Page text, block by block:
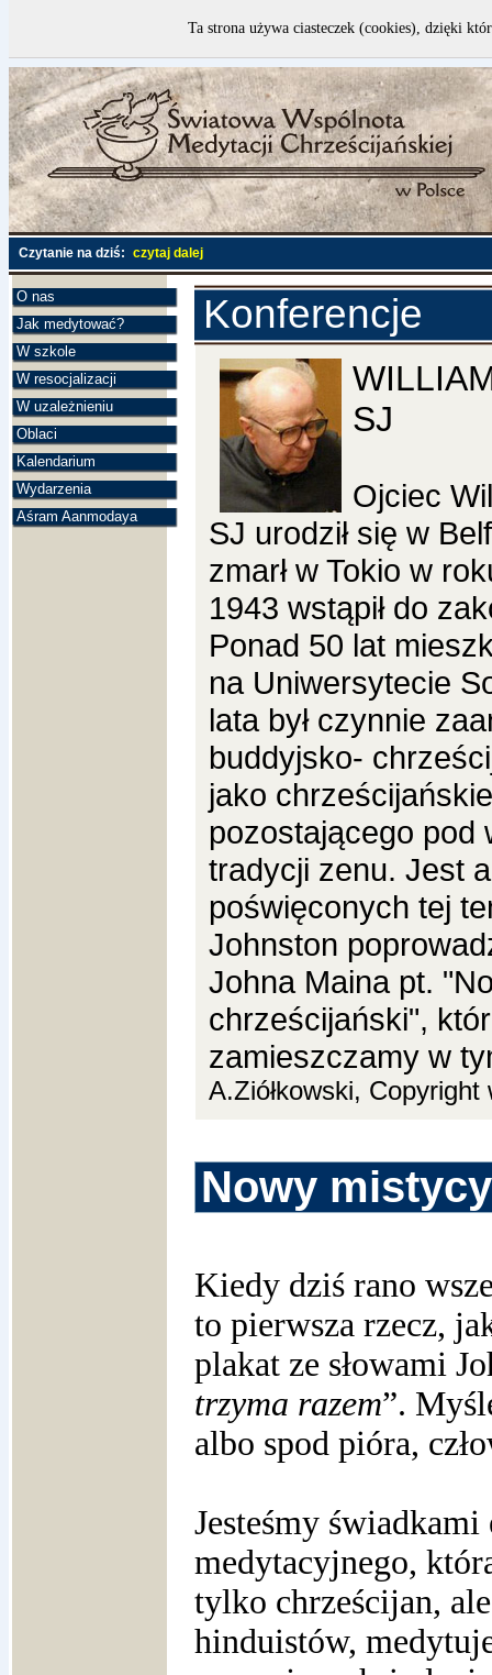
Czytanie na dziś: czytaj dalej
O nas
Jak medytować?
W szkole
W resocjalizacji
W uzależnieniu
Oblaci
Kalendarium
Wydarzenia
Aśram Aanmodaya
Konferencje
SJ
Ojciec
SJ urodził się w
zmarł w Tokio w
1943 wstąpił do
Ponad 50 lat
na Uniwersytecie
lata był czynnie
buddyjsko-
jako
pozostającego pod
tradycji zenu. Jest
poświęconych tej
Johnston
Johna Maina pt.
chrześcijański",
zamieszczamy w
A.Ziółkowski, Copyright
Nowy
Kiedy dziś rano
to pierwsza rzecz,
plakat ze słowami
trzyma razem”.
albo spod pióra,
Jesteśmy
medytacyjnego,
tylko chrześcijan,
hinduistów,
Ta strona używa ciasteczek (cookies), dzięki